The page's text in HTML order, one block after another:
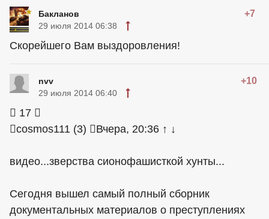
Бакланов +7
29 июля 2014 06:38
Скорейшего Вам выздоровления!
nvv +10
29 июля 2014 06:40
 17 
cosmos111 (3) Вчера, 20:36 ↑ ↓
видео...зверства сионофашисткой хунты...
Сегодня вышел самый полный сборник
документальных материалов о преступлениях